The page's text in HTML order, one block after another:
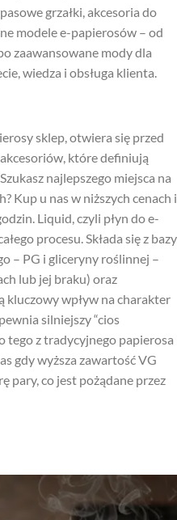
grzałki, akcesoria do
modele e-papierosów – od
zaawansowane mody dla
wiedza i obsługa klienta.
sklep, otwiera się przed
które definiują
najlepszego miejsca na
Kup u nas w niższych cenach i
Liquid, czyli płyn do e-
procesu. Składa się z bazy
– PG i gliceryny roślinnej –
lub jej braku) oraz
wpływ na charakter
silniejszy “cios
tego z tradycyjnego papierosa
gdy wyższa zawartość VG
pary, co jest pożądane przez